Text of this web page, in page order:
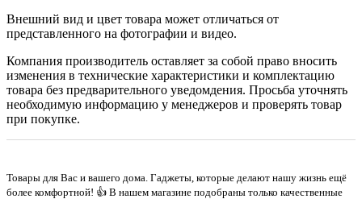
Внешний вид и цвет товара может отличаться от
представленного на фотографии и видео.
Компания производитель оставляет за собой право вносить
изменения в технические характеристики и комплектацию
товара без предварительного уведомдения. Просьба уточнять
необходимую информацию у менеджеров и проверять товар
при покупке.
Товары для Вас и вашего дома. Гаджеты, которые делают нашу жизнь ещё
более комфортной! 👍 В нашем магазине подобраны только качественные